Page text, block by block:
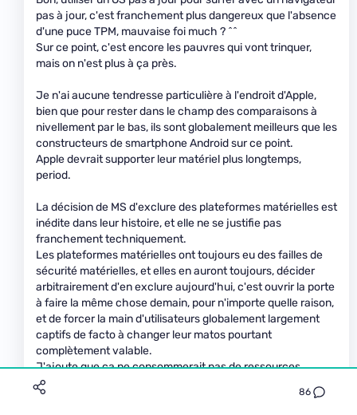
86
pas à jour, c'est franchement plus dangereux que l'absence
d'une puce TPM, mauvaise foi much ? ^^
Sur ce point, c'est encore les pauvres qui vont trinquer,
mais on n'est plus à ça près.
Je n'ai aucune tendresse particulière à l'endroit d'Apple,
bien que pour rester dans le champ des comparaisons à
nivellement par le bas, ils sont globalement meilleurs que les
constructeurs de smartphone Android sur ce point.
Apple devrait supporter leur matériel plus longtemps,
period.
La décision de MS d'exclure des plateformes matérielles est
inédite dans leur histoire, et elle ne se justifie pas
franchement techniquement.
Les plateformes matérielles ont toujours eu des failles de
sécurité matérielles, et elles en auront toujours, décider
arbitrairement d'en exclure aujourd'hui, c'est ouvrir la porte
à faire la même chose demain, pour n'importe quelle raison,
et de forcer la main d'utilisateurs globalement largement
captifs de facto à changer leur matos pourtant
complètement valable.
J'ajoute que ça ne consommerait pas de ressources
particulières à MS de maintenir la rétrocompatibilité
matérielle, il ne faut pas voir cette option comme un coût